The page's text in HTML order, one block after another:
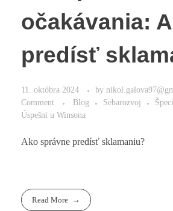
očakávania:
predísť
11. októbra 2024 by
Comment
Blog Sebarozvoj
Úspešní u Winsona
Ako správne predísť sklamaniu?
Read More